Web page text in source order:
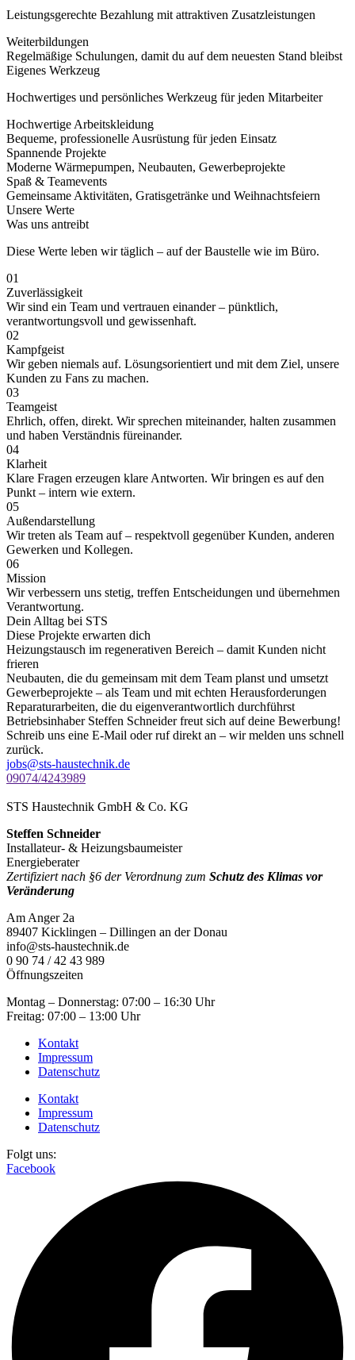
Leistungsgerechte Bezahlung mit attraktiven Zusatzleistungen
Weiterbildungen
Regelmäßige Schulungen, damit du auf dem neuesten Stand bleibst
Eigenes Werkzeug
Hochwertiges und persönliches Werkzeug für jeden Mitarbeiter
Hochwertige Arbeitskleidung
Bequeme, professionelle Ausrüstung für jeden Einsatz
Spannende Projekte
Moderne Wärmepumpen, Neubauten, Gewerbeprojekte
Spaß & Teamevents
Gemeinsame Aktivitäten, Gratisgetränke und Weihnachtsfeiern
Unsere Werte
Was uns antreibt
Diese Werte leben wir täglich – auf der Baustelle wie im Büro.
01
Zuverlässigkeit
Wir sind ein Team und vertrauen einander – pünktlich,
verantwortungsvoll und gewissenhaft.
02
Kampfgeist
Wir geben niemals auf. Lösungsorientiert und mit dem Ziel, unsere
Kunden zu Fans zu machen.
03
Teamgeist
Ehrlich, offen, direkt. Wir sprechen miteinander, halten zusammen
und haben Verständnis füreinander.
04
Klarheit
Klare Fragen erzeugen klare Antworten. Wir bringen es auf den
Punkt – intern wie extern.
05
Außen­darstellung
Wir treten als Team auf – respektvoll gegenüber Kunden, anderen
Gewerken und Kollegen.
06
Mission
Wir verbessern uns stetig, treffen Entscheidungen und übernehmen
Verantwortung.
Dein Alltag bei STS
Diese Projekte erwarten dich
Heizungstausch im regenerativen Bereich – damit Kunden nicht
frieren
Neubauten, die du gemeinsam mit dem Team planst und umsetzt
Gewerbeprojekte – als Team und mit echten Herausforderungen
Reparaturarbeiten, die du eigenverantwortlich durchführst
Betriebs­inhaber Steffen Schneider freut sich auf deine Bewerbung!
Schreib uns eine E-Mail oder ruf direkt an – wir melden uns schnell
zurück.
jobs@sts-haustechnik.de
09074/4243989
STS Haustechnik GmbH & Co. KG
Steffen Schneider
Installateur- & Heizungsbaumeister
Energieberater
Zertifiziert nach §6 der Verordnung zum Schutz des Klimas vor
Veränderung
Am Anger 2a
89407 Kicklingen – Dillingen an der Donau
info@sts-haustechnik.de
0 90 74 / 42 43 989
Öffnungszeiten
Montag – Donnerstag: 07:00 – 16:30 Uhr
Freitag: 07:00 – 13:00 Uhr
Kontakt
Impressum
Datenschutz
Kontakt
Impressum
Datenschutz
Folgt uns:
Facebook